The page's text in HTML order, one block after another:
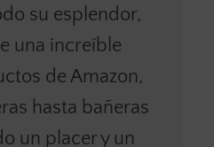
su esplendor,
una increíble
de Amazon,
hasta bañeras
un placer y un